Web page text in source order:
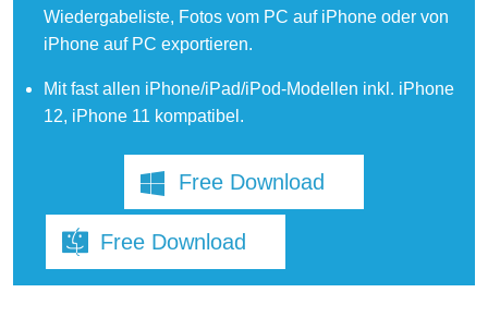
Wiedergabeliste, Fotos vom PC auf iPhone oder von
iPhone auf PC exportieren.
Mit fast allen iPhone/iPad/iPod-Modellen inkl. iPhone
12, iPhone 11 kompatibel.
Free Download
Free Download